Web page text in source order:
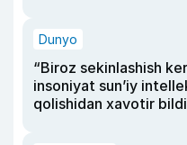
Dunyo
“Biroz sekinlashish
insoniyat sun’iy
qolishidan xavotir